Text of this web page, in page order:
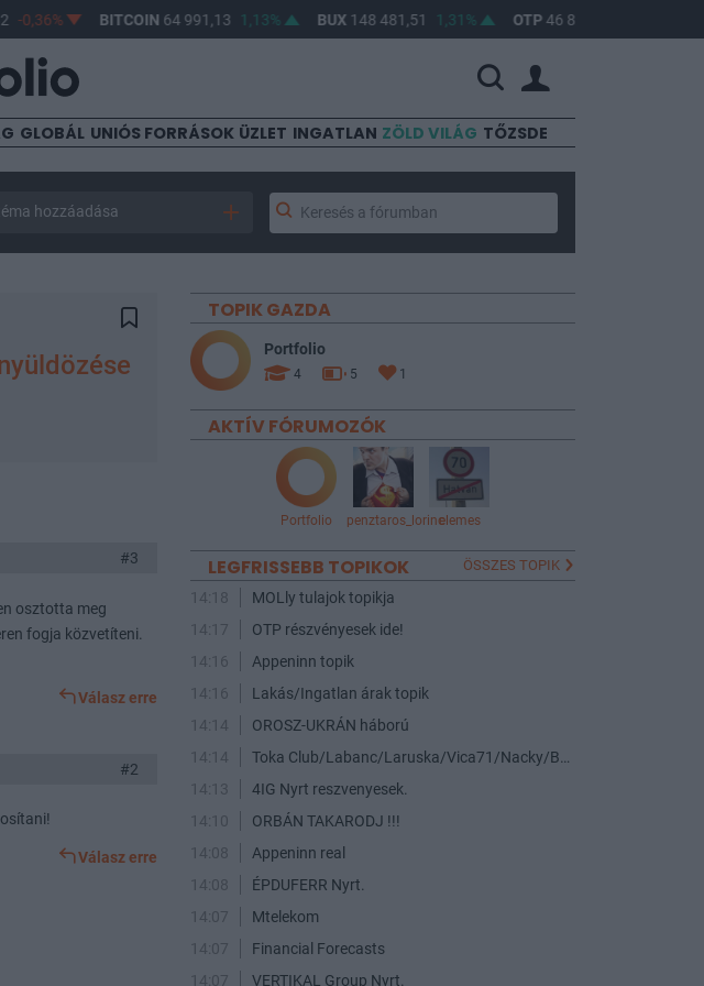
BITCOIN 64 991,13 1,13% BUX148 481,51 1,31% OTP46 840
GLOBÁL UNIÓS FORRÁSOK ÜZLET INGATLAN ZÖLD VILÁG TŐZSDE
hozzáadása
#3
osztotta meg
fogja közvetíteni.
Válasz erre
#2
Válasz erre
TOPIK GAZDA
Portfolio
4 5 1
AKTÍV FÓRUMOZÓK
Portfolio penztaros_lorincelemes
LEGFRISSEBB TOPIKOK ÖSSZES TOPIK
14:18
MOLly tulajok topikja
14:17
OTP részvényesek ide!
14:16
Appeninn topik
14:16
Lakás/Ingatlan árak topik
14:14
OROSZ-UKRÁN háború
14:14
14:13
4IG Nyrt reszvenyesek.
14:10
ORBÁN TAKARODJ !!!
14:08
Appeninn real
14:08
ÉPDUFERR Nyrt.
14:07
Mtelekom
14:07
Financial Forecasts
14:07
VERTIKAL Group Nyrt.